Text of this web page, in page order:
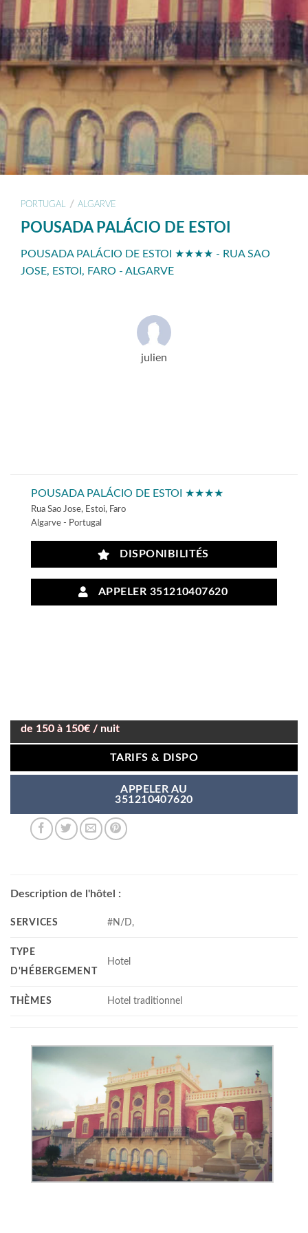
PORTUGAL / ALGARVE
POUSADA PALÁCIO DE ESTOI
POUSADA PALÁCIO DE ESTOI ★★★★ - RUA SAO
JOSE, ESTOI, FARO - ALGARVE
julien
POUSADA PALÁCIO DE ESTOI ★★★★
Rua Sao Jose, Estoi, Faro
Algarve - Portugal
DISPONIBILITÉS
APPELER 351210407620
de 150 à 150€ / nuit
TARIFS & DISPO
APPELER AU
351210407620
Description de l'hôtel :
SERVICES #N/D,
TYPE
D'HÉBERGEMENT
Hotel
THÈMES Hotel traditionnel